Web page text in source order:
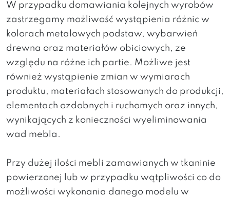
W przypadku domawiania kolejnych wyrobów
zastrzegamy możliwość wystąpienia różnic w
kolorach metalowych podstaw, wybarwień
drewna oraz materiałów obiciowych, ze
względu na różne ich partie. Możliwe jest
również wystąpienie zmian w wymiarach
produktu, materiałach stosowanych do produkcji,
elementach ozdobnych i ruchomych oraz innych,
wynikających z konieczności wyeliminowania
wad mebla.
Przy dużej ilości mebli zamawianych w tkaninie
powierzonej lub w przypadku wątpliwości co do
możliwości wykonania danego modelu w